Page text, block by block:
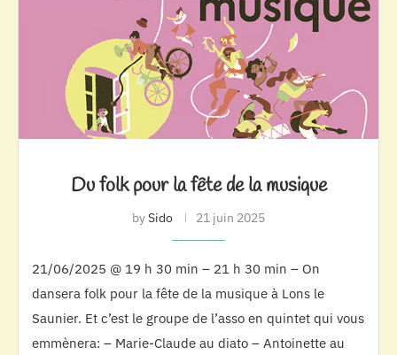
Du folk pour la fête de la musique
bySido 21 juin 2025
21/06/2025 @ 19 h 30 min – 21 h 30 min – On
dansera folk pour la fête de la musique à Lons le
Saunier. Et c’est le groupe de l’asso en quintet qui vous
emmènera: – Marie-Claude au diato – Antoinette au